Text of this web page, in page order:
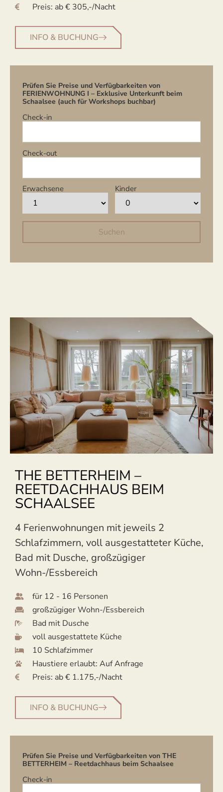
Preis: ab € 305,-/Nacht
INFO & BUCHUNG
Prüfen Sie Preise und Verfügbarkeiten von
FERIENWOHNUNG I – Exklusive Unterkunft beim
Schaalsee (auch für Workshops buchbar)
Check-in
Check-out
Erwachsene Kinder
THE BETTERHEIM –
REETDACHHAUS BEIM
SCHAALSEE
4 Ferienwohnungen mit jeweils 2
Schlafzimmern, voll ausgestatteter Küche,
Bad mit Dusche, großzügiger
Wohn-/Essbereich
für 12 - 16 Personen
großzügiger Wohn-/Essbereich
Bad mit Dusche
voll ausgestattete Küche
10 Schlafzimmer
Haustiere erlaubt: Auf Anfrage
Preis: ab € 1.175,-/Nacht
INFO & BUCHUNG
Prüfen Sie Preise und Verfügbarkeiten von THE
BETTERHEIM – Reetdachhaus beim Schaalsee
Check-in